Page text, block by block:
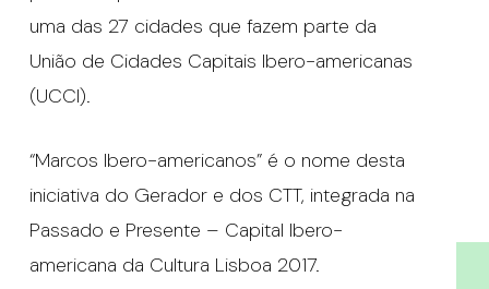
uma das 27 cidades que fazem parte da
União de Cidades Capitais Ibero-americanas
(UCCI).
“Marcos Ibero-americanos” é o nome desta
iniciativa do Gerador e dos CTT, integrada na
Passado e Presente – Capital Ibero-
americana da Cultura Lisboa 2017.